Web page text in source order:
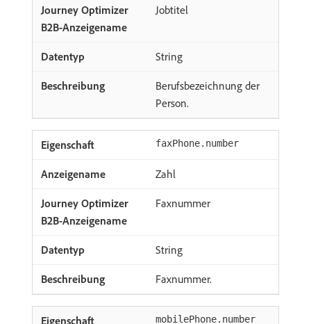
Jobtitel
String
Berufsbezeichnung der
Person.
faxPhone.number
Zahl
Faxnummer
String
Faxnummer.
mobilePhone.number